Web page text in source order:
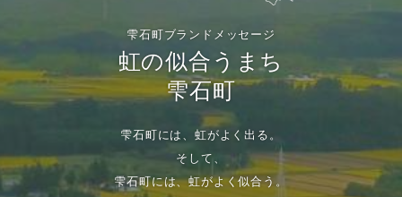
雫石町ブランドメッセージ
虹の似合うまち
雫石町
雫石町には、虹がよく出る。
そして、
雫石町には、虹がよく似合う。